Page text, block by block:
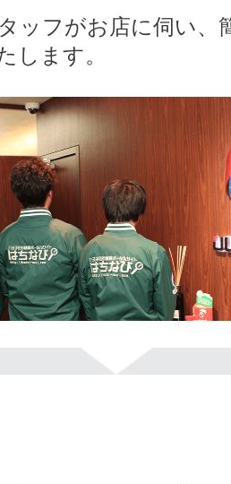
ッフがお店に伺い、
します。